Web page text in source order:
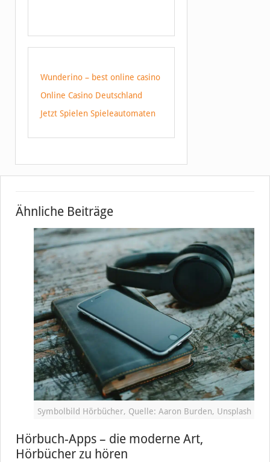
Wunderino – best online casino
Online Casino Deutschland
Jetzt Spielen Spieleautomaten
Ähnliche Beiträge
Symbolbild Hörbücher, Quelle: Aaron Burden, Unsplash
Hörbuch-Apps – die moderne Art,
Hörbücher zu hören